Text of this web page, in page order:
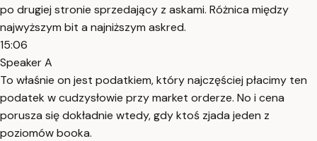
po drugiej stronie sprzedający z askami. Różnica między
najwyższym bit a najniższym askred.
15:06
Speaker A
To właśnie on jest podatkiem, który najczęściej płacimy ten
podatek w cudzysłowie przy market orderze. No i cena
porusza się dokładnie wtedy, gdy ktoś zjada jeden z
poziomów booka.